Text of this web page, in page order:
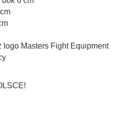
logo Masters Fight Equipment